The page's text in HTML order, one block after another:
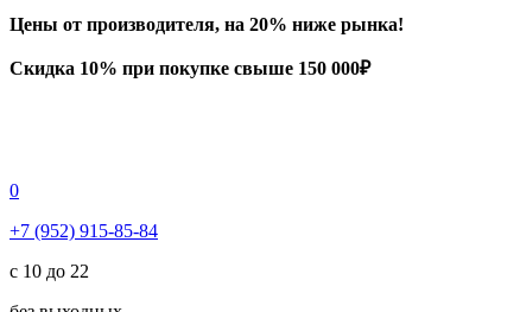
Цены от производителя, на 20% ниже рынка!
Скидка 10% при покупке свыше 150 000₽
0
+7 (952) 915-85-84
с 10 до 22